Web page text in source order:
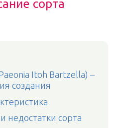
сорта
Itoh Bartzella) –
создания
недостатки сорта